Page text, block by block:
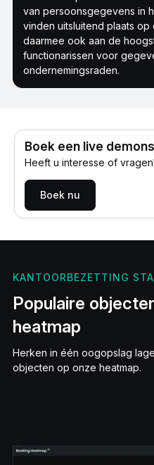
van persoonsgegevens in
vinden uitsluitend plaats
daarmee ook aan de
functionarissen voor
ondernemingsraden.
Boek een live
Heeft u interesse of
Boek nu
KANTOORBEZETTING
Populaire
heatmap
Herken in één oogopslag
objecten op onze heatmap.